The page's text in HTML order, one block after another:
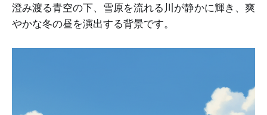
澄み渡る青空の下、雪原を流れる川が静かに輝き、爽
やかな冬の昼を演出する背景です。